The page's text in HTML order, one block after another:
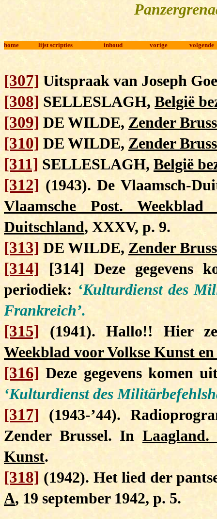
home lijst scripties inhoud vorige volgende
[307] Uitspraak van Joseph
[308] SELLESLAGH, België
[309] DE WILDE, Zender
[310] DE WILDE, Zender
[311] SELLESLAGH, België
[312] (1943). De Vlaamsch-
Vlaamsche Post.
Duitschland, XXXV, p. 9.
[313] DE WILDE, Zender
[314] [314] Deze gegevens
periodiek: ‘Kulturdienst des
Frankreich’.
[315] (1941). Hallo!! Hier
Weekblad voor Volkse Kunst en
[316] Deze gegevens komen
‘Kulturdienst des
[317] (1943-’44).
Zender Brussel. In Laagland.
Kunst.
[318] (1942). Het lied der
A, 19 september 1942, p. 5.